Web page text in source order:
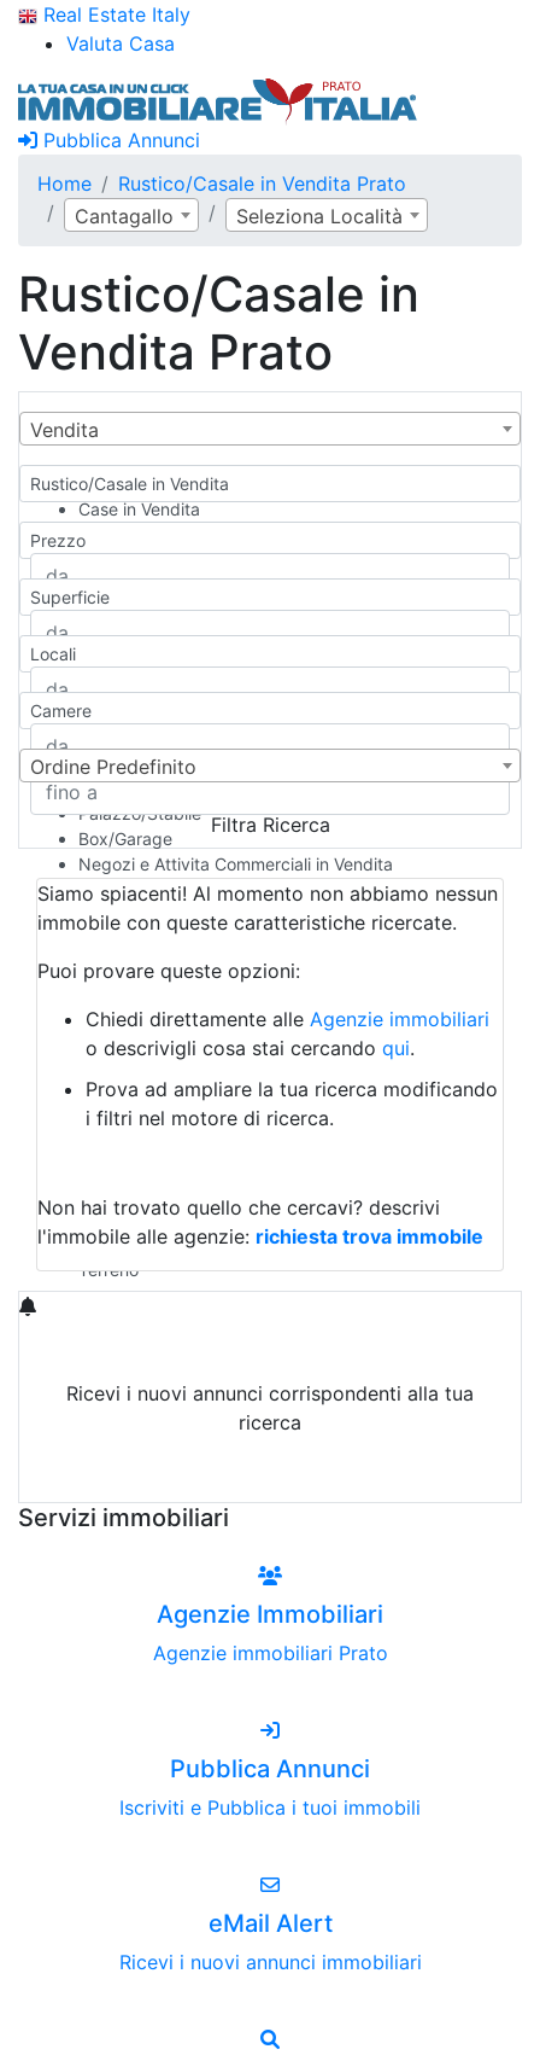
Real Estate Italy
Valuta Casa
Pubblica Annunci
Home
Rustico/Casale in Vendita Prato
Cantagallo
Seleziona Località
Rustico/Casale in
Vendita Prato
Vendita
Rustico/Casale in Vendita
Case in Vendita
Qualsiasi
Appartamento
Casa indipendente
Casa Semi-indipendente
Attico/Mansarda
Rustico/Casale
Camera d'Albergo
Multiproprietà
Palazzo/Stabile
Box/Garage
Negozi e Attivita Commerciali in Vendita
Qualsiasi
Attività/Licenza Commerciale
Azienda Agricola
Bar/Ristorante
Albergo
Laboratorio Artigianale
Negozio/locale commerciale
Agriturismo
Magazzini
Qualsiasi
Terreno edificabile
Terreno
Prezzo
Superficie
Locali
Camere
Ordine Predefinito
Filtra Ricerca
Siamo spiacenti! Al momento non abbiamo nessun
immobile con queste caratteristiche ricercate.
Puoi provare queste opzioni:
Chiedi direttamente alle Agenzie immobiliari
o descrivigli cosa stai cercando qui.
Prova ad ampliare la tua ricerca modificando
i filtri nel motore di ricerca.
Non hai trovato quello che cercavi? descrivi
l'immobile alle agenzie: richiesta trova immobile
Ricevi i nuovi annunci corrispondenti alla tua
ricerca
Servizi immobiliari
Agenzie Immobiliari
Agenzie immobiliari Prato
Pubblica Annunci
Iscriviti e Pubblica i tuoi immobili
eMail Alert
Ricevi i nuovi annunci immobiliari